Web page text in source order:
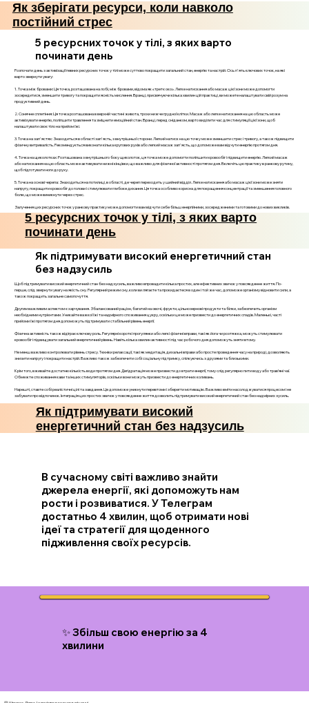
Як зберігати ресурси, коли навколо
постійний стрес
5 ресурсних точок у тілі, з яких варто
починати день
Розпочати день з активізації певних ресурсних точок у тілі може суттєво покращити загальний стан, енергію та настрій. Ось п'ять ключових точок, на які
варто звернути увагу:
1. Точка між бровами: Ця точка, розташована на лобі, між бровами, відома як «третє око». Легке натискання або масаж цієї зони може допомогти
зосередитися, зменшити тривогу та покращити ясність мислення. Вранці, присвячуючи кілька хвилин цій практиці, ви можете налаштувати свій розум на
продуктивний день.
2. Сонячне сплетіння: Ця точка розташована в верхній частині живота, трохи нижче грудної клітки. Масаж або легке натискання на цю область може
активізувати енергію, поліпшити травлення та зміцнити емоційний стан. Вранці, перед сніданком, варто виділити час для стимуляції цієї зони, щоб
налаштувати своє тіло на прийом їжі.
3. Точка на зап'ястях: Знаходиться в області зап'ясть, з внутрішньої сторони. Легкий натиск на цю точку може зменшити стрес і тривогу, а також підвищити
фізичну витривалість. Рекомендується виконати кілька кругових рухів або легкий масаж зап'ясть, що допоможе вам відчути енергію протягом дня.
4. Точка на щиколотках: Розташована з внутрішнього боку щиколоток, ця точка може допомогти поліпшити кровообіг і підвищити енергію. Легкий масаж
або натискання на цю область може активувати нижні кінцівки, що важливо для фізичної активності протягом дня. Включіть цю практику в ранкову рутину,
щоб підготувати ноги до руху.
5. Точка на основі черепа: Знаходиться на потилиці, в області, де череп переходить у шийний відділ. Легке натискання або масаж цієї зони може зняти
напругу, покращити кровообіг до голови і стимулювати глибоке дихання. Ця точка особливо корисна для покращення концентрації та зменшення головного
болю, що може виникнути через стрес.
Залучення цих ресурсних точок у ранкову практику може допомогти вам відчути себе більш енергійними, зосередженими та готовими до нових викликів.
5 ресурсних точок у тілі, з яких варто
починати день
Як підтримувати високий енергетичний стан
без надзусиль
Щоб підтримувати високий енергетичний стан без надзусиль, важливо впровадити кілька простих, але ефективних звичок у повсякденне життя. По-
перше, слід звернути увагу на якість сну. Регулярний режим сну, коли ви лягаєте та прокидаєтеся в один і той же час, допоможе організму відновити сили, а
також покращить загальне самопочуття.
Другим важливим аспектом є харчування. Збалансований раціон, багатий на овочі, фрукти, цільнозернові продукти та білки, забезпечить організм
необхідними нутрієнтами. Уникайте важкої їжі та надмірного споживання цукру, оскільки це може призвести до енергетичних спадів. Маленькі, часті
прийоми їжі протягом дня допоможуть підтримувати стабільний рівень енергії.
Фізична активність також відіграє ключову роль. Регулярні короткі прогулянки або легкі фізичні вправи, такі як йога чи розтяжка, можуть стимулювати
кровообіг і підвищувати загальний енергетичний рівень. Навіть кілька хвилин активності під час робочого дня допоможуть зняти втому.
Не менш важливо контролювати рівень стресу. Техніки релаксації, такі як медитація, дихальні вправи або просте проведення часу на природі, дозволяють
знизити напругу і покращити настрій. Важливо також забезпечити собі соціальну підтримку, спілкуючись з друзями та близькими.
Крім того, вживайте достатню кількість води протягом дня. Дегідратація може призвести до втрати енергії, тому слід регулярно пити воду або трав’яні чаї.
Обмежте споживання кави та інших стимуляторів, оскільки вони можуть призвести до енергетичних коливань.
Нарешті, ставте собі реалістичні цілі та завдання. Це допоможе уникнути перевтоми і зберегти мотивацію. Важливо вміти насолоджуватися процесом і не
забувати про відпочинок. Інтеграція цих простих звичок у повсякденне життя дозволить підтримувати високий енергетичний стан без надмірних зусиль.
Як підтримувати високий
енергетичний стан без надзусиль
В сучасному світі важливо знайти
джерела енергії, які допоможуть нам
рости і розвиватися. У Телеграм
достатньо 4 хвилин, щоб отримати нові
ідеї та стратегії для щоденного
підживлення своїх ресурсів.
✨ Збільш свою енергію за 4
хвилини